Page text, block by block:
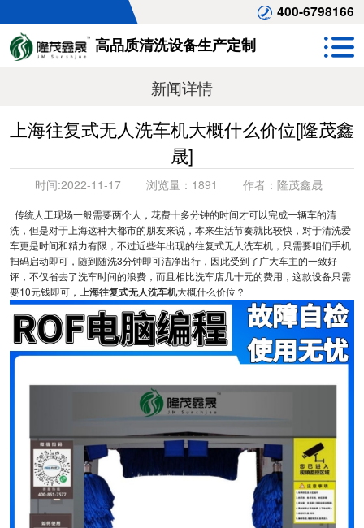
400-6798166
高品质清洗设备生产定制
新闻详情
上海往复式无人洗车机大概什么价位[隆茂鑫
晟]
时间:2022-11-17 浏览量： 1891 作者： 隆茂鑫晟
传统人工现场一般需要两个人，花费十多分钟的时间才可以完成一辆车的清
洗，但是对于上海这种大都市的朋友来说，本来生活节奏就比较快，对于清洗爱
车更是时间和精力有限，不过近些年出现的往复式无人洗车机，只需要咱们手机
扫码启动即可，随到随洗3分钟即可洁净出行，因此受到了广大车主的一致好
评，不仅省去了洗车时间的浪费，而且相比洗车店几十元的费用，这款设备只需
要10元钱即可， 上海往复式无人洗车机大概什么价位？